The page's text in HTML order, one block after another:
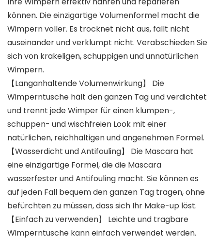
können. Die einzigartige Volumenformel macht die
Wimpern voller. Es trocknet nicht aus, fällt nicht
auseinander und verklumpt nicht. Verabschieden Sie
sich von krakeligen, schuppigen und unnatürlichen
Wimpern.
【Langanhaltende Volumenwirkung】 Die
Wimperntusche hält den ganzen Tag und verdichtet
und trennt jede Wimper für einen klumpen-,
schuppen- und wischfreien Look mit einer
natürlichen, reichhaltigen und angenehmen Formel.
【Wasserdicht und Antifouling】 Die Mascara hat
eine einzigartige Formel, die die Mascara
wasserfester und Antifouling macht. Sie können es
auf jeden Fall bequem den ganzen Tag tragen, ohne
befürchten zu müssen, dass sich Ihr Make-up löst.
【Einfach zu verwenden】 Leichte und tragbare
Wimperntusche kann einfach verwendet werden.